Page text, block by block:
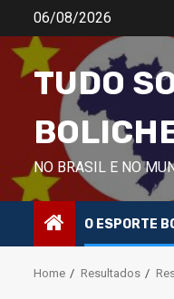
content
06/08/2026
TUDO
NO BRASIL E NO
O ESPORTE
Home Resultados